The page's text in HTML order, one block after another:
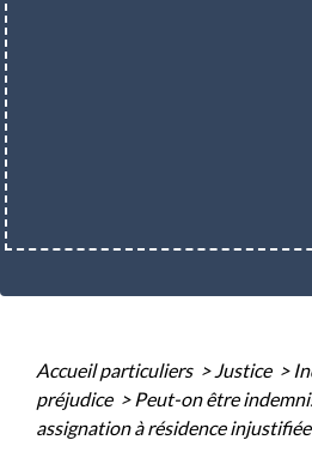
Accueil particuliers > Justice >
préjudice > Peut-on être
assignation à résidence injustifiée